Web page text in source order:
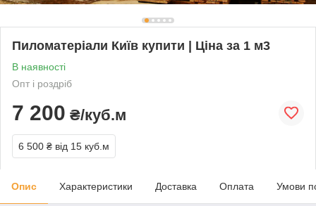
Пиломатеріали Київ купити | Ціна за 1 м3
В наявності
Опт і роздріб
7 200 ₴/куб.м
6 500 ₴ від 15 куб.м
Опис Характеристики Доставка Оплата Умови